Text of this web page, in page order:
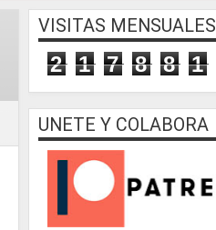
VISITAS MENSUALES
2 1 7 8 8 1
UNETE Y COLABORA